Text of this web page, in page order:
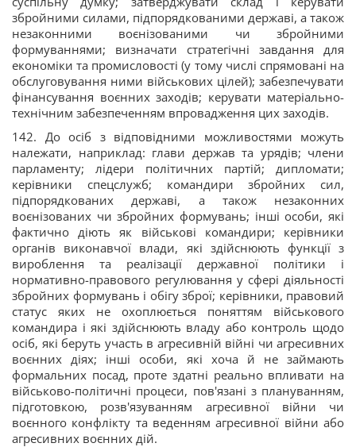
збройними силами, підпорядкованими державі, а також
незаконними воєнізованими чи збройними
формуваннями; визначати стратегічні завдання для
економіки та промисловості (у тому числі спрямовані на
обслуговування ними військових цілей); забезпечувати
фінансування воєнних заходів; керувати матеріально-
технічним забезпеченням впровадження цих заходів.
142. До осіб з відповідними можливостями можуть
належати, наприклад: глави держав та урядів; члени
парламенту; лідери політичних партій; дипломати;
керівники спецслужб; командири збройних сил,
підпорядкованих державі, а також незаконних
воєнізованих чи збройних формувань; інші особи, які
фактично діють як військові командири; керівники
органів виконавчої влади, які здійснюють функції з
вироблення та реалізації державної політики і
нормативно-правового регулювання у сфері діяльності
збройних формувань і обігу зброї; керівники, правовий
статус яких не охоплюється поняттям військового
командира і які здійснюють владу або контроль щодо
осіб, які беруть участь в агресивній війні чи агресивних
воєнних діях; інші особи, які хоча й не займають
формальних посад, проте здатні реально впливати на
військово-політичні процеси, пов'язані з плануванням,
підготовкою, розв'язуванням агресивної війни чи
воєнного конфлікту та веденням агресивної війни або
агресивних воєнних дій.